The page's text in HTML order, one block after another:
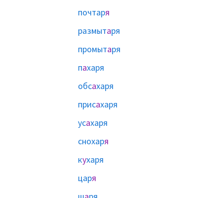
почтаря
размытаря
промытаря
пахаря
обсахаря
присахаря
усахаря
снохаря
кухаря
царя